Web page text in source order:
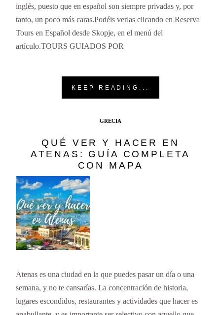
inglés, puesto que en español son siempre privadas y, por
tanto, un poco más caras.Podéis verlas clicando en Reserva
Tours en Español desde Skopje, en el menú del
artículo.TOURS GUIADOS POR
KEEP READING...
GRECIA
QUÉ VER Y HACER EN
ATENAS: GUÍA COMPLETA
CON MAPA
Atenas es una ciudad en la que puedes pasar un día o una
semana, y no te cansarías. La concentración de historia,
lugares escondidos, restaurantes y actividades que hacer es